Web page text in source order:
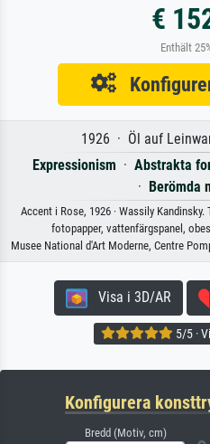
€
Enthält
1926 · Öl auf
Expressionism · Abstrakta
· Berömda
Accent i Rose, 1926 · Wassily
fotopapper, vattenfärgspanel,
Musee National d'Art Moderne, Centre
Visa i 3D/AR
5/5 ·
Konfigurera
Bredd (Motiv, cm)